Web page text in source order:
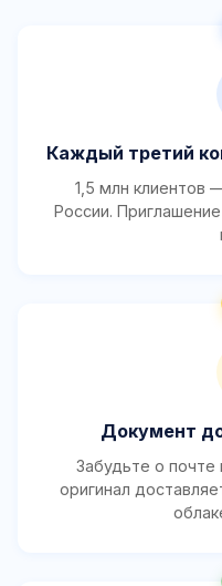
Каждый третий
1,5 млн клиентов
России.
Документ
Забудьте о почте
оригинал